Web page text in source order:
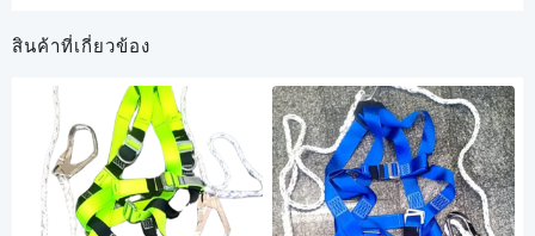
สินค้าที่เกี่ยวข้อง